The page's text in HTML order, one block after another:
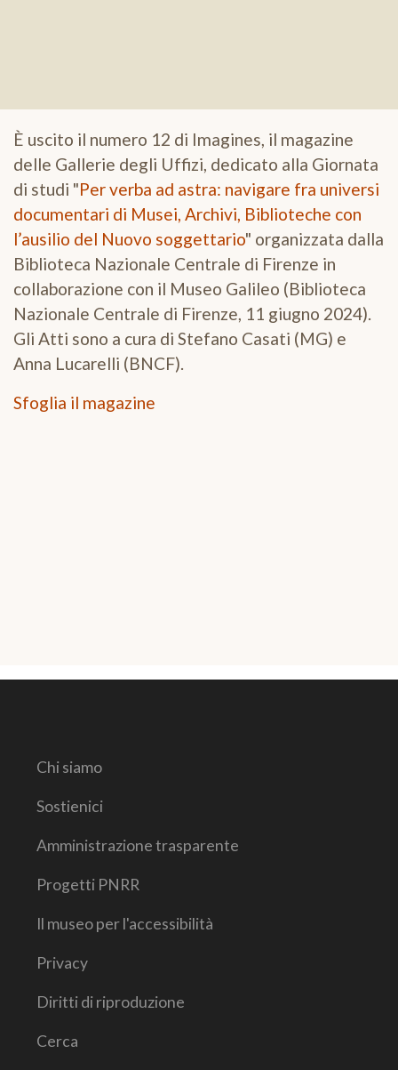
È uscito il numero 12 di Imagines, il magazine
delle Gallerie degli Uffizi, dedicato alla Giornata
di studi "Per verba ad astra: navigare fra universi
documentari di Musei, Archivi, Biblioteche con
l’ausilio del Nuovo soggettario" organizzata dalla
Biblioteca Nazionale Centrale di Firenze in
collaborazione con il Museo Galileo (Biblioteca
Nazionale Centrale di Firenze, 11 giugno 2024).
Gli Atti sono a cura di Stefano Casati (MG) e
Anna Lucarelli (BNCF).
Sfoglia il magazine
Chi siamo
Sostienici
Amministrazione trasparente
Progetti PNRR
Il museo per l'accessibilità
Privacy
Diritti di riproduzione
Cerca